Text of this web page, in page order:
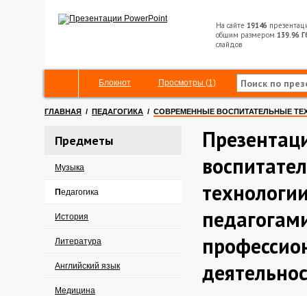
На сайте 19146
общим размером 139.96
слайдов
Блокнот Просмотры (1)
ГЛАВНАЯ / ПЕДАГОГИКА / СОВРЕМЕННЫЕ ВОСПИТАТЕЛЬНЫЕ
Предметы
Музыка
Педагогика
История
Литература
Английский язык
Медицина